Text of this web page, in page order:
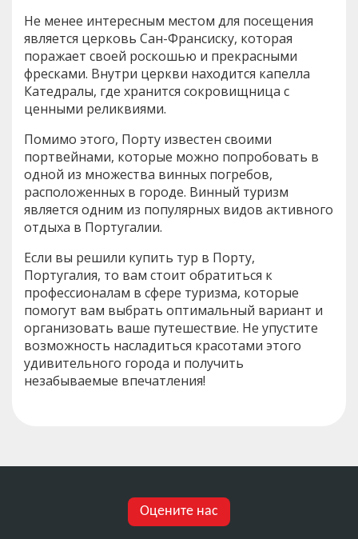
Не менее интересным местом для посещения
является церковь Сан-Франсиску, которая
поражает своей роскошью и прекрасными
фресками. Внутри церкви находится капелла
Катедралы, где хранится сокровищница с
ценными реликвиями.
Помимо этого, Порту известен своими
портвейнами, которые можно попробовать в
одной из множества винных погребов,
расположенных в городе. Винный туризм
является одним из популярных видов активного
отдыха в Португалии.
Если вы решили купить тур в Порту,
Португалия, то вам стоит обратиться к
профессионалам в сфере туризма, которые
помогут вам выбрать оптимальный вариант и
организовать ваше путешествие. Не упустите
возможность насладиться красотами этого
удивительного города и получить
незабываемые впечатления!
Оцените нас